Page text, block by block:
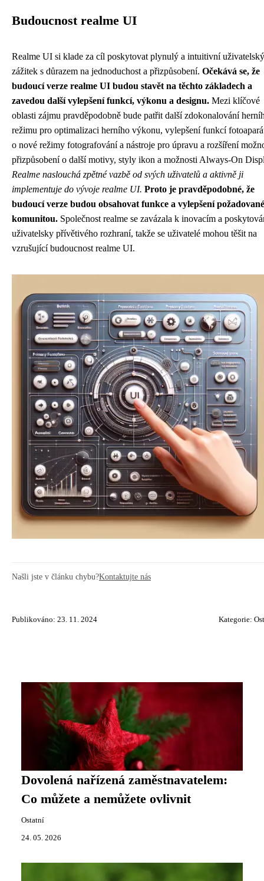
Budoucnost realme UI
Realme UI si klade za cíl poskytovat plynulý a intuitivní uživatelský
zážitek s důrazem na jednoduchost a přizpůsobení. Očekává se, že
budoucí verze realme UI budou stavět na těchto základech a
zavedou další vylepšení funkcí, výkonu a designu. Mezi klíčové
oblasti zájmu pravděpodobně bude patřit další zdokonalování
režimu pro optimalizaci herního výkonu, vylepšení funkcí
o nové režimy fotografování a nástroje pro úpravu a rozšíření
přizpůsobení o další motivy, styly ikon a možnosti Always-On
Realme naslouchá zpětné vazbě od svých uživatelů a aktivně ji
implementuje do vývoje realme UI. Proto je pravděpodobné, že
budoucí verze budou obsahovat funkce a vylepšení požadované
komunitou. Společnost realme se zavázala k inovacím a
uživatelsky přívětivého rozhraní, takže se uživatelé mohou těšit na
vzrušující budoucnost realme UI.
Našli jste v článku chybu?Kontaktujte nás
Publikováno: 23. 11. 2024 Kategorie:
Dovolená nařízená zaměstnavatelem:
Co můžete a nemůžete ovlivnit
Ostatní
24. 05. 2026